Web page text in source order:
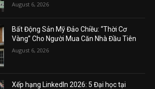
August 6, 2026
Bất Động Sản Mỹ Đảo Chiều: “Thời Cơ
Vàng” Cho Người Mua Căn Nhà Đầu Tiên
August 6, 2026
Xếp hạng LinkedIn 2026: 5 Đại học tại